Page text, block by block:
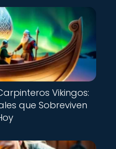
Vikingos:
que Sobreviven